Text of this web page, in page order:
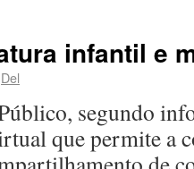
infantil e
Del
segundo
que permite a